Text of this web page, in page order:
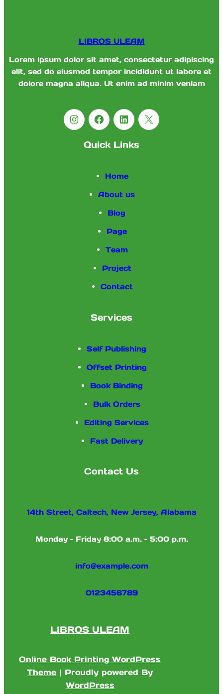
LIBROS ULEAM
Lorem ipsum dolor sit amet, consectetur adipiscing
elit, sed do eiusmod tempor incididunt ut labore et
dolore magna aliqua. Ut enim ad minim veniam
Instagram Facebook LinkedIn X
Quick Links
Home
About us
Blog
Page
Team
Project
Contact
Services
Self Publishing
Offset Printing
Book Binding
Bulk Orders
Editing Services
Fast Delivery
Contact Us
14th Street, Caltech, New Jersey, Alabama
Monday – Friday 8:00 a.m. – 5:00 p.m.
info@example.com
0123456789
LIBROS ULEAM
Online Book Printing WordPress
Theme | Proudly powered By
WordPress